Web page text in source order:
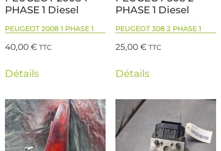
PHASE 1 Diesel
PEUGEOT 2008 1 PHASE 1
40,00€ TTC
Détails
PHASE 1 Diesel
PEUGEOT 308 2 PHASE 1
25,00€ TTC
Détails